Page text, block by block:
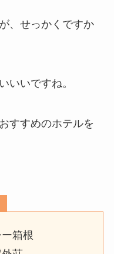
、せっかくですか
いいですね。
すすめのホテルを
箱根